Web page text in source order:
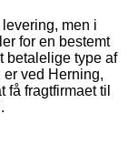
men i
for en bestemt
betalelige type af
er ved Herning,
fragtfirmaet til